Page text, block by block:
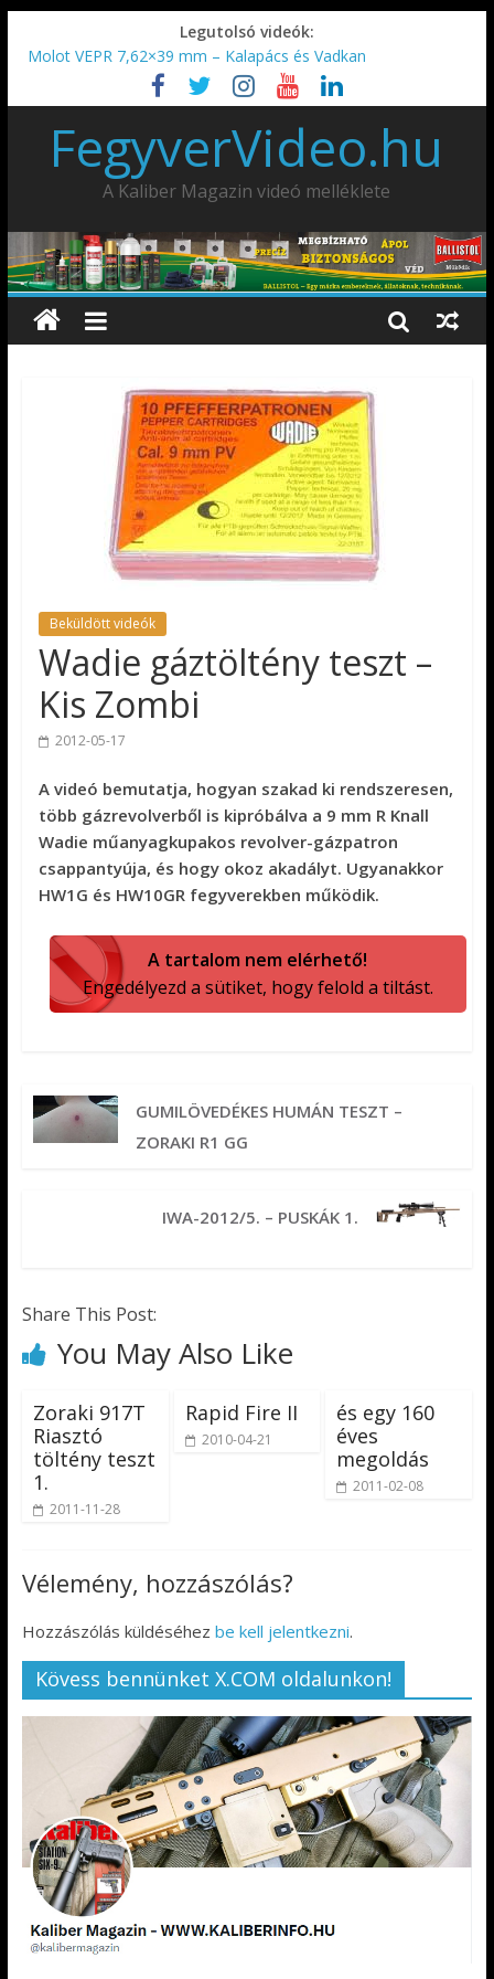
Legutolsó videók:
Molot VEPR 7,62×39 mm – Kalapács és Vadkan
IDÉN IS INDUL: Fegyvertervező- és gyártó szakmérnöki,
illetve szakspecialista képzés!!!
IWA2026 – Puskák 1. rész
Ardesa Patriot “FAPADOS” .45 elöltöltő perkussziós pisztoly
AMD-65 oktató METSZET
FegyverVideo.hu
A Kaliber Magazin videó melléklete
Beküldött videók
Wadie gáztöltény teszt –
Kis Zombi
2012-05-17
A videó bemutatja, hogyan szakad ki rendszeresen,
több gázrevolverből is kipróbálva a 9 mm R Knall
Wadie műanyagkupakos revolver-gázpatron
csappantyúja, és hogy okoz akadályt. Ugyanakkor
HW1G és HW10GR fegyverekben működik.
A tartalom nem elérhető!
Engedélyezd a sütiket, hogy felold a tiltást.
GUMILÖVEDÉKES HUMÁN TESZT –
ZORAKI R1 GG
IWA-2012/5. – PUSKÁK 1.
Share This Post:
You May Also Like
Zoraki 917T
Riasztó
töltény teszt
1.
2011-11-28
Rapid Fire II
2010-04-21
és egy 160
éves
megoldás
2011-02-08
Vélemény, hozzászólás?
Hozzászólás küldéséhez be kell jelentkezni.
Kövess bennünket X.COM oldalunkon!